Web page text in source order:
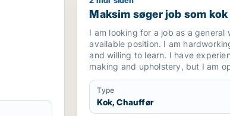
Maksim søger job som
I am looking for a job as a general
available position. I am
and willing to learn. I have
making and upholstery, but I am
work opportunity.
Type
Kok, Chauffør